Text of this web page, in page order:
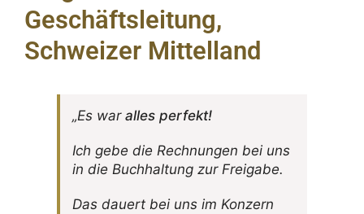
Geschäftsleitung,
Schweizer Mittelland
„Es war alles perfekt!
Ich gebe die Rech­nungen bei uns
in die Buch­hal­tung zur Freigabe.
Das dauert bei uns im Konzern